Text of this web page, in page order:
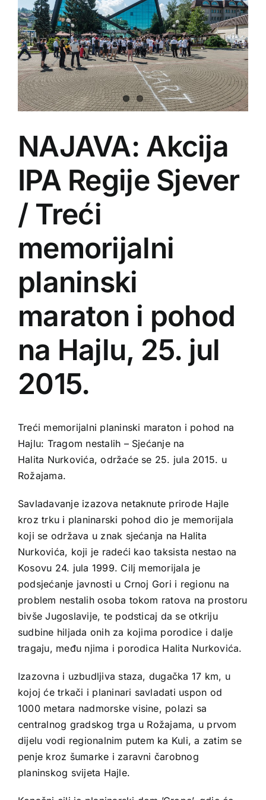
NAJAVA: Akcija
IPA Regije Sjever
/ Treći
memorijalni
planinski
maraton i pohod
na Hajlu, 25. jul
2015.
Treći memorijalni planinski maraton i pohod na
Hajlu: Tragom nestalih – Sjećanje na
Halita Nurkovića, održaće se 25. jula 2015. u
Rožajama.
Savladavanje izazova netaknute prirode Hajle
kroz trku i planinarski pohod dio je memorijala
koji se održava u znak sjećanja na Halita
Nurkovića, koji je radeći kao taksista nestao na
Kosovu 24. jula 1999. Cilj memorijala je
podsjećanje javnosti u Crnoj Gori i regionu na
problem nestalih osoba tokom ratova na prostoru
bivše Jugoslavije, te podsticaj da se otkriju
sudbine hiljada onih za kojima porodice i dalje
tragaju, među njima i porodica Halita Nurkovića.
Izazovna i uzbudljiva staza, dugačka 17 km, u
kojoj će trkači i planinari savladati uspon od
1000 metara nadmorske visine, polazi sa
centralnog gradskog trga u Rožajama, u prvom
dijelu vodi regionalnim putem ka Kuli, a zatim se
penje kroz šumarke i zaravni čarobnog
planinskog svijeta Hajle.